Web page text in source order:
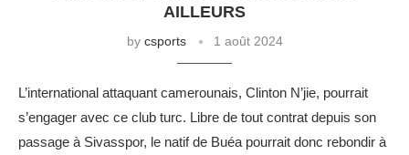
AILLEURS
by csports 1 août 2024
L’international attaquant camerounais, Clinton N’jie, pourrait
s’engager avec ce club turc. Libre de tout contrat depuis son
passage à Sivasspor, le natif de Buéa pourrait donc rebondir à